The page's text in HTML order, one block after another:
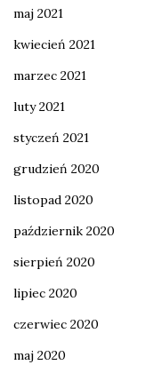
maj 2021
kwiecień 2021
marzec 2021
luty 2021
styczeń 2021
grudzień 2020
listopad 2020
październik 2020
sierpień 2020
lipiec 2020
czerwiec 2020
maj 2020